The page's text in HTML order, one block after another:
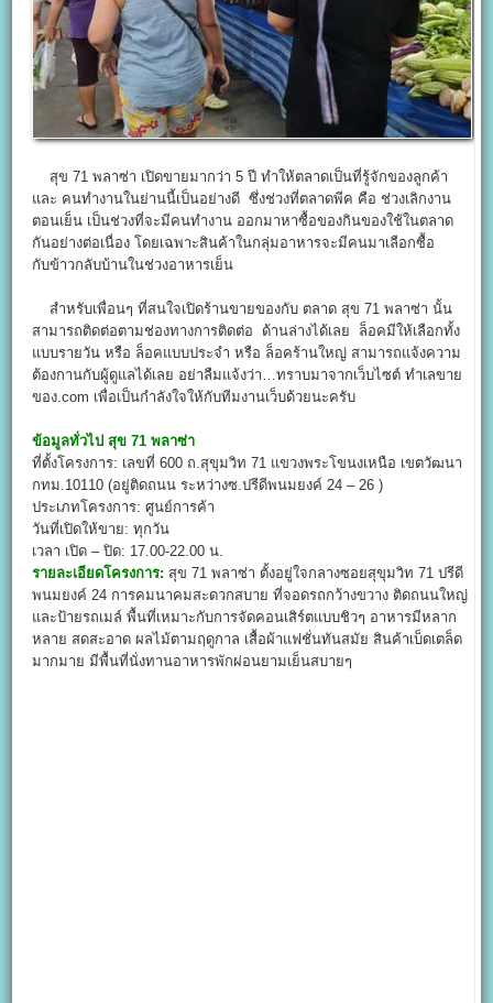
สุข 71 พลาซ่า เปิดขายมากว่า 5 ปี ทำให้ตลาดเป็นที่รู้จักของลูกค้า
และ คนทำงานในย่านนี้เป็นอย่างดี ซึ่งช่วงที่ตลาดพีค คือ ช่วงเลิกงาน
ตอนเย็น เป็นช่วงที่จะมีคนทำงาน ออกมาหาซื้อของกินของใช้ในตลาด
กันอย่างต่อเนื่อง โดยเฉพาะสินค้าในกลุ่มอาหารจะมีคนมาเลือกซื้อ
กับข้าวกลับบ้านในช่วงอาหารเย็น
สำหรับเพื่อนๆ ที่สนใจเปิดร้านขายของกับ ตลาด สุข 71 พลาซ่า นั้น
สามารถติดต่อตามช่องทางการติดต่อ ด้านล่างได้เลย ล็อคมีให้เลือกทั้ง
แบบรายวัน หรือ ล็อคแบบประจำ หรือ ล็อคร้านใหญ่ สามารถแจ้งความ
ต้องกานกับผู้ดูแลได้เลย อย่าลืมแจ้งว่า…ทราบมาจากเว็บไซต์ ทำเลขาย
ของ.com เพื่อเป็นกำลังใจให้กับทีมงานเว็บด้วยนะครับ
ข้อมูลทั่วไป สุข 71 พลาซ่า
ที่ตั้งโครงการ: เลขที่ 600 ถ.สุขุมวิท 71 แขวงพระโขนงเหนือ เขตวัฒนา
กทม.10110 (อยู่ติดถนน ระหว่างซ.ปรีดีพนมยงค์ 24 – 26 )
ประเภทโครงการ: ศูนย์การค้า
วันที่เปิดให้ขาย: ทุกวัน
เวลา เปิด – ปิด: 17.00-22.00 น.
รายละเอียดโครงการ: สุข 71 พลาซ่า ตั้งอยู่ใจกลางซอยสุขุมวิท 71 ปรีดี
พนมยงค์ 24 การคมนาคมสะดวกสบาย ที่จอดรถกว้างขวาง ติดถนนใหญ่
และป้ายรถเมล์ พื้นที่เหมาะกับการจัดคอนเสิร์ตแบบชิวๆ อาหารมีหลาก
หลาย สดสะอาด ผลไม้ตามฤดูกาล เสื้อผ้าแฟชั่นทันสมัย สินค้าเบ็ดเตล็ด
มากมาย มีพื้นที่นั่งทานอาหารพักผ่อนยามเย็นสบายๆ